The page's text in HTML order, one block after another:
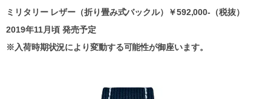
ミリタリー レザー（折り畳み式バックル）￥592,000-（税抜）
2019年11月頃 発売予定
※入荷時期状況により変動する可能性が御座います。